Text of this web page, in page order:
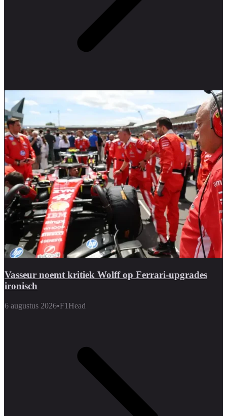
Vasseur noemt kritiek Wolff op Ferrari-upgrades
ironisch
6 augustus 2026•F1Head